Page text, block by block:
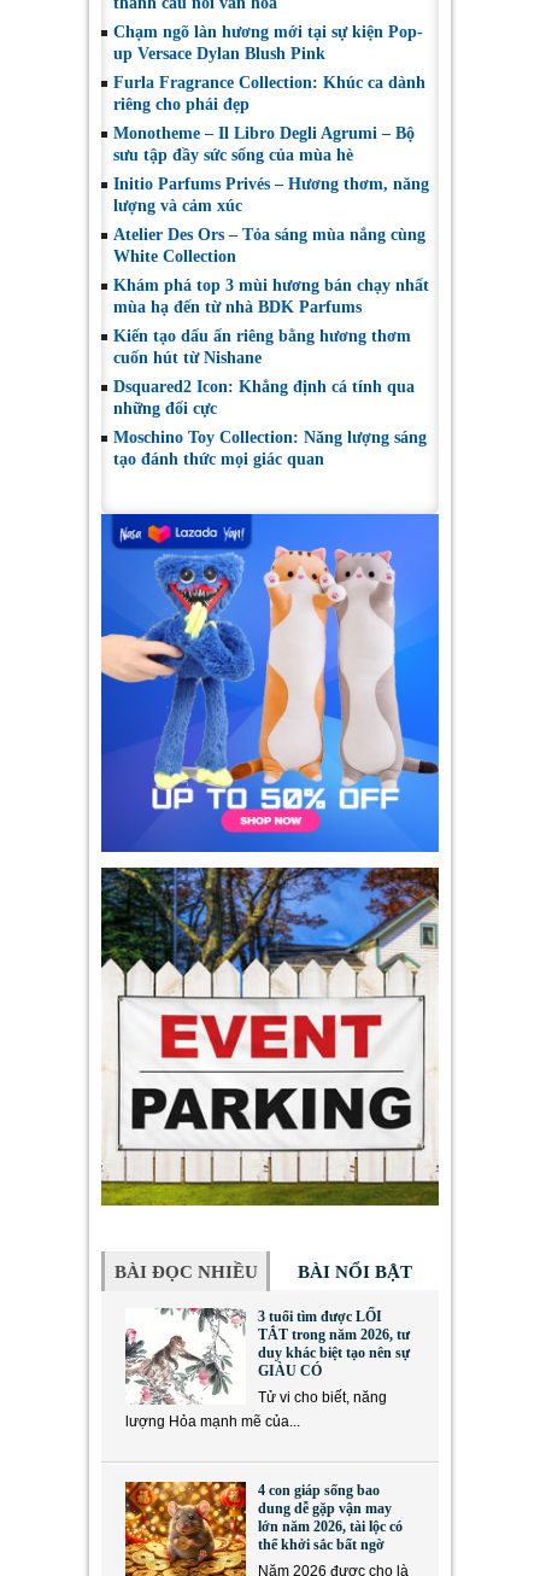
Chạm ngõ làn hương mới tại sự kiện Pop-
up Versace Dylan Blush Pink
Furla Fragrance Collection: Khúc ca dành
riêng cho phái đẹp
Monotheme – Il Libro Degli Agrumi – Bộ
sưu tập đầy sức sống của mùa hè
Initio Parfums Privés – Hương thơm, năng
lượng và cảm xúc
Atelier Des Ors – Tỏa sáng mùa nắng cùng
White Collection
Khám phá top 3 mùi hương bán chạy nhất
mùa hạ đến từ nhà BDK Parfums
Kiến tạo dấu ấn riêng bằng hương thơm
cuốn hút từ Nishane
Dsquared2 Icon: Khẳng định cá tính qua
những đối cực
Moschino Toy Collection: Năng lượng sáng
tạo đánh thức mọi giác quan
BÀI ĐỌC NHIỀU BÀI NỔI BẬT
3 tuổi tìm được LỐI
TẮT trong năm 2026, tư
duy khác biệt tạo nên sự
GIÀU CÓ
Tử vi cho biết, năng
lượng Hỏa mạnh mẽ của...
4 con giáp sống bao
dung dễ gặp vận may
lớn năm 2026, tài lộc có
thể khởi sắc bất ngờ
Năm 2026 được cho là